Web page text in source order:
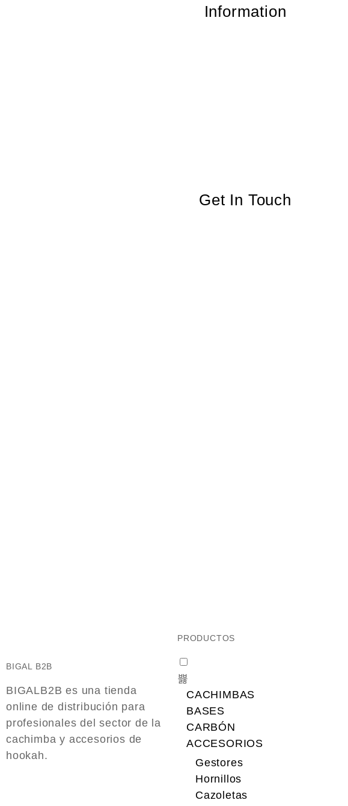
Information
Get In Touch
BIGAL B2B
BIGALB2B es una tienda
online de distribución para
profesionales del sector de la
cachimba y accesorios de
hookah.
PRODUCTOS
CACHIMBAS
BASES
CARBÓN
ACCESORIOS
Gestores
Hornillos
Cazoletas